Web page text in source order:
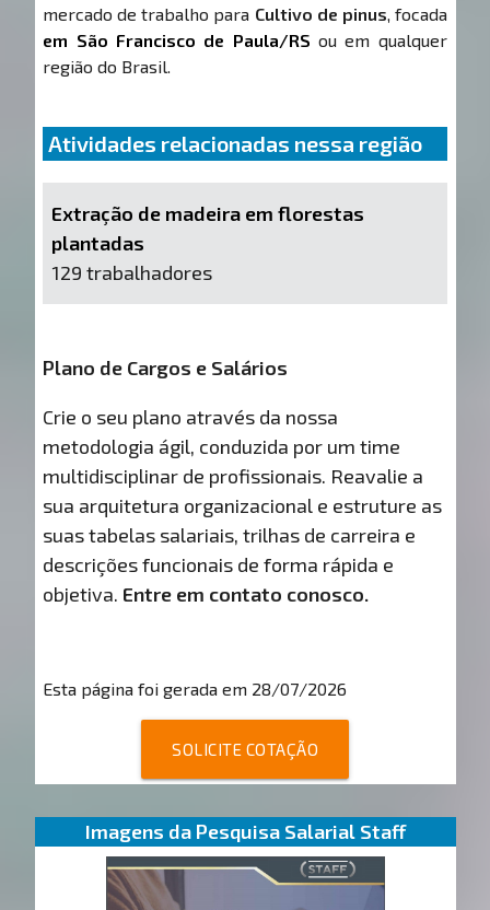
mercado de trabalho para Cultivo de pinus, focada
em São Francisco de Paula/RS ou em qualquer
região do Brasil.
Atividades relacionadas nessa região
Extração de madeira em florestas
plantadas
129 trabalhadores
Plano de Cargos e Salários
Crie o seu plano através da nossa
metodologia ágil, conduzida por um time
multidisciplinar de profissionais. Reavalie a
sua arquitetura organizacional e estruture as
suas tabelas salariais, trilhas de carreira e
descrições funcionais de forma rápida e
objetiva. Entre em contato conosco.
Esta página foi gerada em 28/07/2026
SOLICITE COTAÇÃO
Imagens da Pesquisa Salarial Staff